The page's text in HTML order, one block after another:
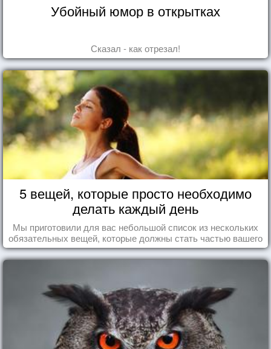
Убойный юмор в открытках
Сказал - как отрезал!
5 вещей, которые просто необходимо
делать каждый день
Мы приготовили для вас небольшой список из нескольких
обязательных вещей, которые должны стать частью вашего
дня.